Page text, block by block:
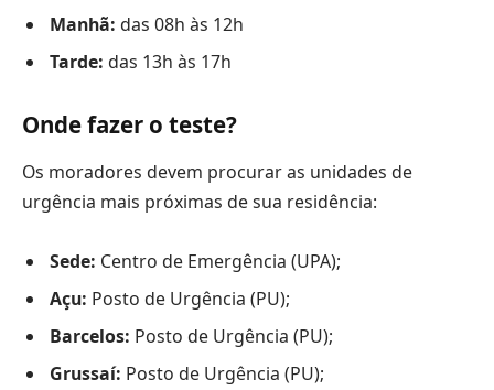
Manhã: das 08h às 12h
Tarde: das 13h às 17h
Onde fazer o teste?
Os moradores devem procurar as unidades de
urgência mais próximas de sua residência:
Sede: Centro de Emergência (UPA);
Açu: Posto de Urgência (PU);
Barcelos: Posto de Urgência (PU);
Grussaí: Posto de Urgência (PU);